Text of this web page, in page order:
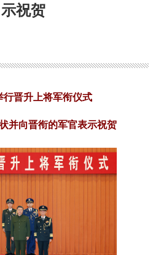
示祝贺
行晋升上将军衔仪式
并向晋衔的军官表示祝贺